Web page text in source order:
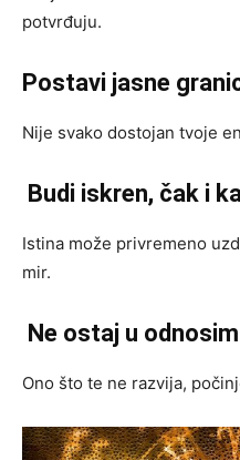
potvrđuju.
Postavi jasne
Nije svako dostojan tvoje
Budi iskren, čak i
Istina može privremeno
mir.
Ne ostaj u
Ono što te ne razvija,